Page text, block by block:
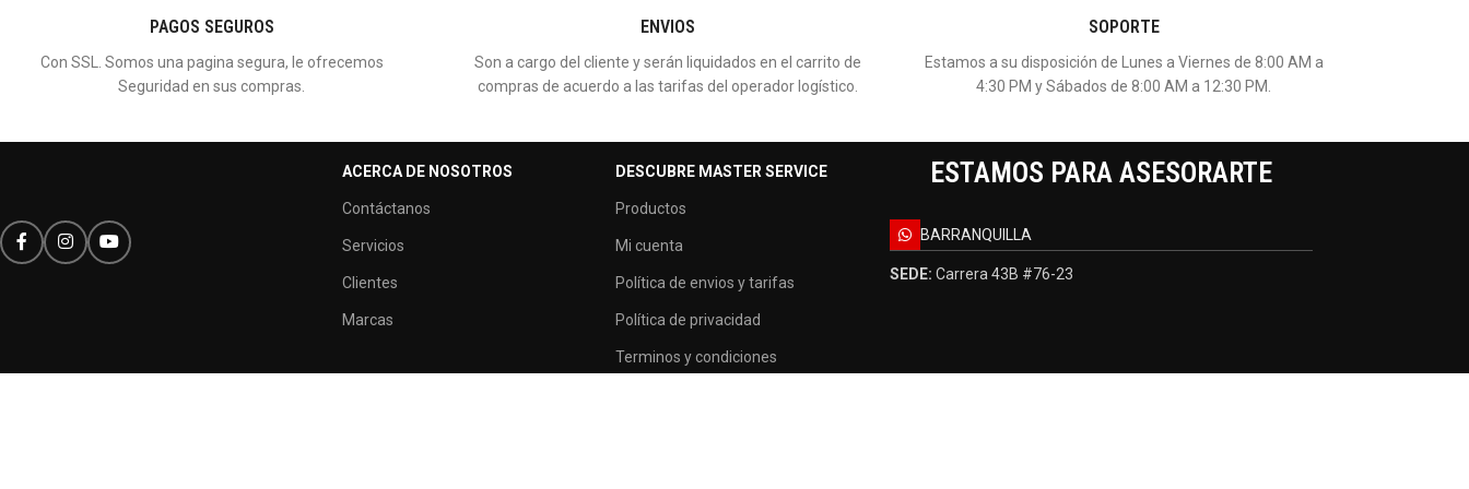
PAGOS SEGUROS
Con SSL. Somos una pagina segura, le ofrecemos
Seguridad en sus compras.
ENVIOS
Son a cargo del cliente y serán liquidados en el carrito de
compras de acuerdo a las tarifas del operador logístico.
SOPORTE
Estamos a su disposición de Lunes a Viernes de 8:00 AM a
4:30 PM y Sábados de 8:00 AM a 12:30 PM.
ACERCA DE NOSOTROS
Contáctanos
Servicios
Clientes
Marcas
DESCUBRE MASTER SERVICE
Productos
Mi cuenta
Política de envios y tarifas
Política de privacidad
Terminos y condiciones
ESTAMOS PARA ASESORARTE
BARRANQUILLA
SEDE: Carrera 43B #76-23